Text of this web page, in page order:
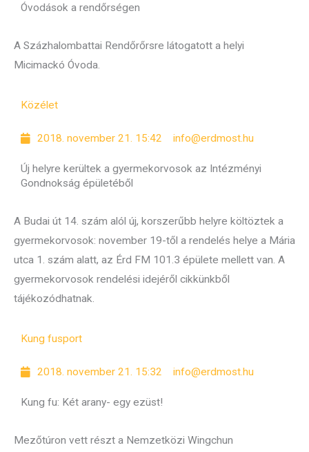
Óvodások a rendőrségen
A Százhalombattai Rendőrőrsre látogatott a helyi
Micimackó Óvoda.
Közélet
2018. november 21. 15:42 info@erdmost.hu
Új helyre kerültek a gyermekorvosok az Intézményi
Gondnokság épületéből
A Budai út 14. szám alól új, korszerűbb helyre költöztek a
gyermekorvosok: november 19-től a rendelés helye a Mária
utca 1. szám alatt, az Érd FM 101.3 épülete mellett van. A
gyermekorvosok rendelési idejéről cikkünkből
tájékozódhatnak.
Kung fusport
2018. november 21. 15:32 info@erdmost.hu
Kung fu: Két arany- egy ezüst!
Mezőtúron vett részt a Nemzetközi Wingchun